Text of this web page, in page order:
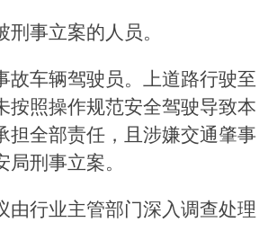
刑事立案的人员。
故车辆驾驶员。上道路行驶至
按照操作规范安全驾驶导致本
担全部责任，且涉嫌交通肇事
刑事立案。
由行业主管部门深入调查处理